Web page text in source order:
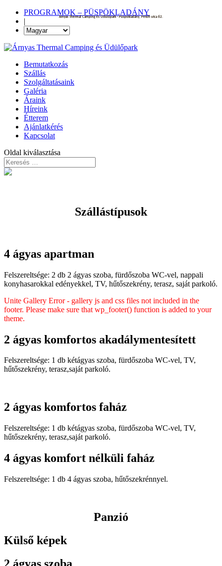
PROGRAMOK – PÜSPÖKLADÁNY
|
Bemutatkozás
Szállás
Szolgáltatásaink
Galéria
Áraink
Híreink
Étterem
Ajánlatkérés
Kapcsolat
Oldal kiválasztása
Árnyas Thermal Camping és Üdülőpark - Püspökladány, Petőfi utca 62.
Szállástípusok
4 ágyas apartman
Felszereltsége: 2 db 2 ágyas szoba, fürdőszoba WC-vel, nappali
konyhasarokkal edényekkel, TV, hűtőszekrény, terasz, saját parkoló.
Unite Gallery Error - gallery js and css files not included in the
footer. Please make sure that wp_footer() function is added to your
theme.
2 ágyas komfortos akadálymentesített
Felszereltsége: 1 db kétágyas szoba, fürdőszoba WC-vel, TV,
hűtőszekrény, terasz,saját parkoló.
2 ágyas komfortos faház
Felszereltsége: 1 db kétágyas szoba, fürdőszoba WC-vel, TV,
hűtőszekrény, terasz,saját parkoló.
4 ágyas komfort nélküli faház
Felszereltsége: 1 db 4 ágyas szoba, hűtőszekrénnyel.
Panzió
Külső képek
2 ágyas szoba